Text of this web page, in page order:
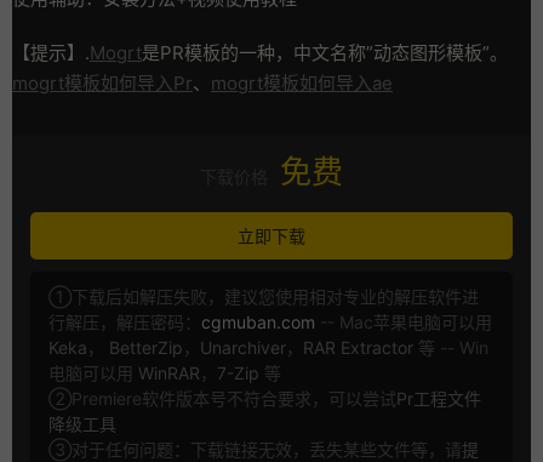
【提示】.Mogrt是PR模板的一种，中文名称”动态图形模板”。
mogrt模板如何导入Pr、 mogrt模板如何导入ae
免费
立即下载
①下载后如解压失败，建议您使用相对专业的解压软件进
行解压，解压密码： cgmuban.com -- Mac苹果电脑可以用
Keka ， BetterZip ， Unarchiver， RAR Extractor 等 -- Win
电脑可以用 WinRAR ， 7-Zip 等
②Premiere软件版本号不符合要求，可以尝试Pr工程文件
降级工具
③对于任何问题：下载链接无效，丢失某些文件等，请提